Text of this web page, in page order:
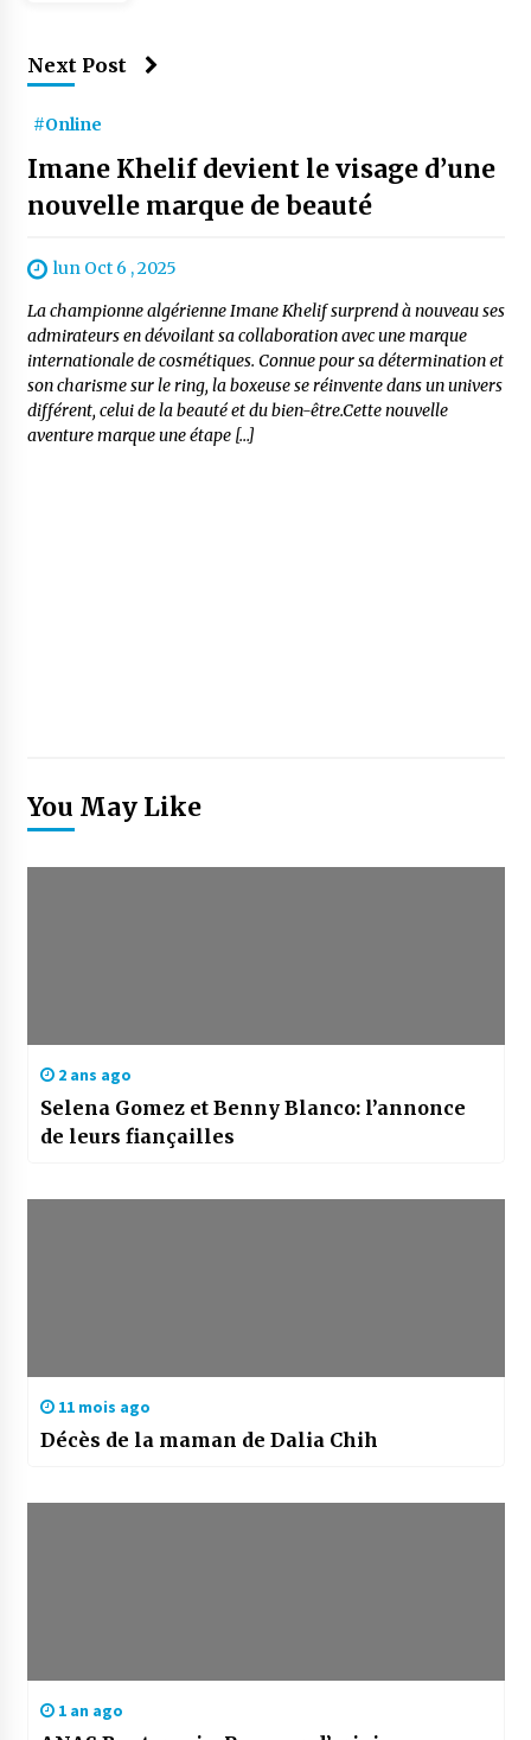
Next Post
#Online
Imane Khelif devient le visage d’une
nouvelle marque de beauté
lun Oct 6 , 2025
La championne algérienne Imane Khelif surprend à nouveau ses
admirateurs en dévoilant sa collaboration avec une marque
internationale de cosmétiques. Connue pour sa détermination et
son charisme sur le ring, la boxeuse se réinvente dans un univers
différent, celui de la beauté et du bien-être.Cette nouvelle
aventure marque une étape […]
You May Like
2 ans ago
Selena Gomez et Benny Blanco: l’annonce
de leurs fiançailles
11 mois ago
Décès de la maman de Dalia Chih
1 an ago